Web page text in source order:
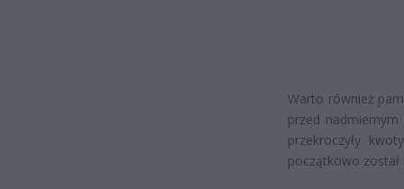
Warto również
przed
przekroczyły
początkowo został